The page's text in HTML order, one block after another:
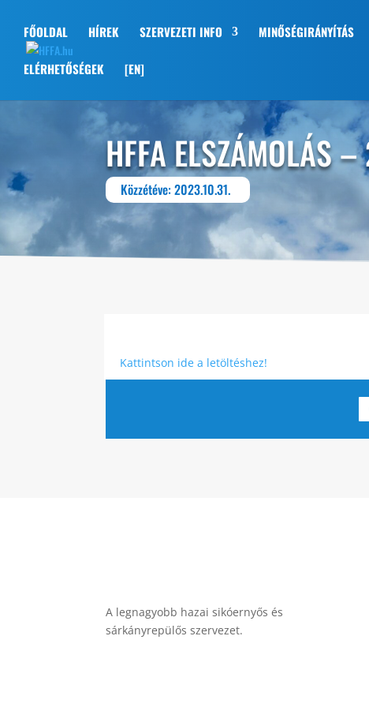
FŐOLDAL HÍREK SZERVEZETI INFO MINŐSÉGIRÁNYÍTÁS
ELÉRHETŐSÉGEK [EN]
HFFA ELSZÁMOLÁS
Közzétéve: 2023.10.31.
Kattintson ide a letöltéshez!
A legnagyobb hazai sikóernyős és
sárkányrepülős szervezet.